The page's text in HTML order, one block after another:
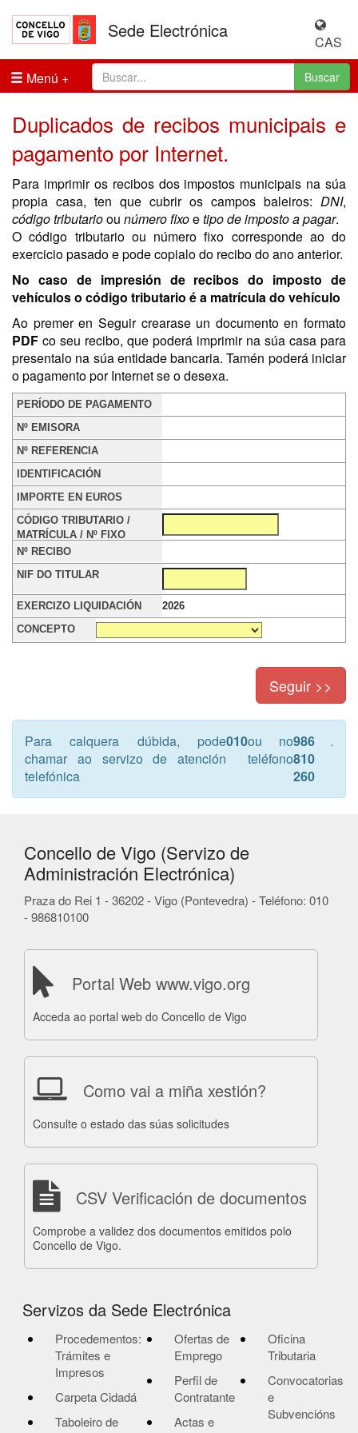
Sede Electrónica
CAS
Menú
Buscar
Duplicados de recibos municipais e
pagamento por Internet.
Para imprimir os recibos dos impostos municipais na súa
propia casa, ten que cubrir os campos baleiros: DNI,
código tributarioou número fixoetipo de imposto a pagar.
O código tributario ou número fixo corresponde ao do
exercicio pasado e pode copialo do recibo do ano anterior.
No caso de impresión de recibos do imposto de
vehículos o código tributario é a matrícula do vehículo
Ao premer en Seguir crearase un documento en formato
PDF co seu recibo, que poderá imprimir na súa casa para
presentalo na súa entidade bancaria. Tamén poderá iniciar
o pagamento por Internet se o desexa.
2026
Seguir >>
Para calquera dúbida, pode
chamar ao servizo de atención
telefónica
010ou no
teléfono
986
810
260
.
Concello de Vigo (Servizo de
Administración Electrónica)
Praza do Rei 1 - 36202 - Vigo (Pontevedra) - Teléfono: 010
- 986810100
Portal Web www.vigo.org
Acceda ao portal web do Concello de Vigo
Como vai a miña xestión?
Consulte o estado das súas solicitudes
CSV Verificación de documentos
Comprobe a validez dos documentos emitidos polo
Concello de Vigo.
Servizos da Sede Electrónica
Procedementos:
Trámites e
Impresos
Carpeta Cidadá
Taboleiro de
Ofertas de
Emprego
Perfil de
Contratante
Actas e
Oficina
Tributaria
Convocatorias
e
Subvencións